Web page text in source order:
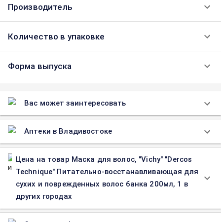
Производитель
Количество в упаковке
Форма выпуска
Вас может заинтересовать
Аптеки в Владивостоке
Цена на товар Маска для волос, "Vichy" "Dercos
Technique" Питательно-восстанавливающая для
сухих и поврежденных волос банка 200мл, 1 в
других городах